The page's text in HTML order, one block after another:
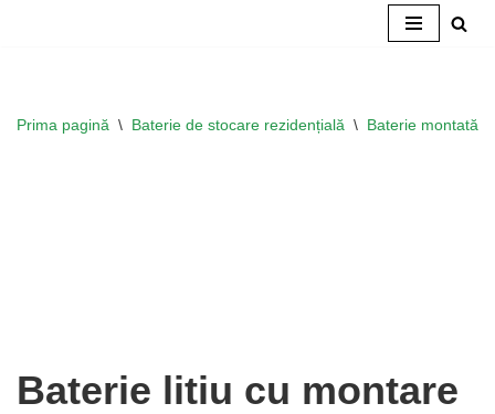
Prima pagină \ Baterie de stocare rezidențială \ Baterie montată
Baterie litiu cu montare